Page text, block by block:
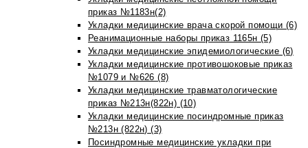
приказ №1183н(2)
Укладки медицинские врача скорой помощи (6)
Реанимационные наборы приказ 1165н (5)
Укладки медицинские эпидемиологические (6)
Укладки медицинские противошоковые приказ
№1079 и №626 (8)
Укладки медицинские травматологические
приказ №213н(822н) (10)
Укладки медицинские посиндромные приказ
№213н (822н) (3)
Посиндромные медицинские укладки при